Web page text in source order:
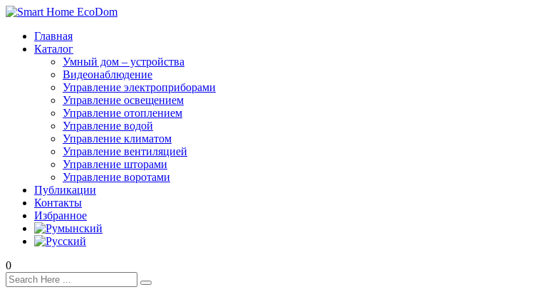
Главная
Каталог
Умный дом – устройства
Видеонаблюдение
Управление электроприборами
Управление освещением
Управление отоплением
Управление водой
Управление климатом
Управление вентиляцией
Управление шторами
Управление воротами
Публикации
Контакты
Избранное
0